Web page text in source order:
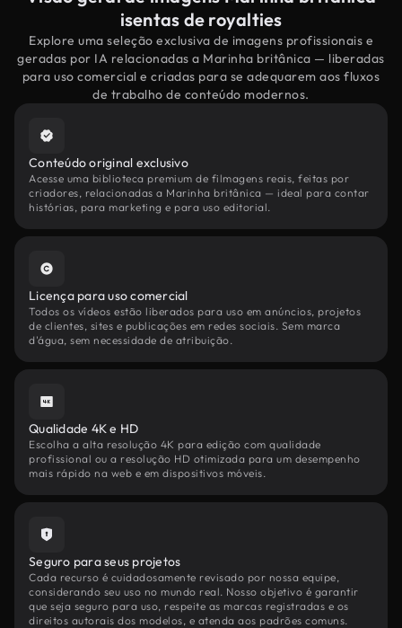
isentas de royalties
Explore uma seleção exclusiva de imagens profissionais e
geradas por IA relacionadas a Marinha britânica — liberadas
para uso comercial e criadas para se adequarem aos fluxos
de trabalho de conteúdo modernos.
Conteúdo original exclusivo
Acesse uma biblioteca premium de filmagens reais, feitas por
criadores, relacionadas a Marinha britânica — ideal para contar
histórias, para marketing e para uso editorial.
Licença para uso comercial
Todos os vídeos estão liberados para uso em anúncios, projetos
de clientes, sites e publicações em redes sociais. Sem marca
d'água, sem necessidade de atribuição.
Qualidade 4K e HD
Escolha a alta resolução 4K para edição com qualidade
profissional ou a resolução HD otimizada para um desempenho
mais rápido na web e em dispositivos móveis.
Seguro para seus projetos
Cada recurso é cuidadosamente revisado por nossa equipe,
considerando seu uso no mundo real. Nosso objetivo é garantir
que seja seguro para uso, respeite as marcas registradas e os
direitos autorais dos modelos, e atenda aos padrões comuns.